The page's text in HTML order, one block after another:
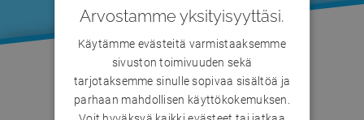
Käyttäjä on määrittänyt profiilinsa piilotetuksi.
Arvostamme yksityisyyttäsi.
Käytämme evästeitä varmistaaksemme
sivuston toimivuuden sekä
tarjotaksemme sinulle sopivaa sisältöä ja
parhaan mahdollisen käyttökokemuksen.